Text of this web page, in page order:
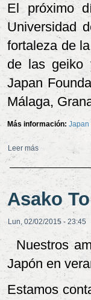
El próximo
Universidad
fortaleza de
de las geiko
Japan
Málaga,
Más información: Japan
Leer más
Asako
Lun, 02/02/2015 - 23:45
Nuestros
Japón en
Estamos